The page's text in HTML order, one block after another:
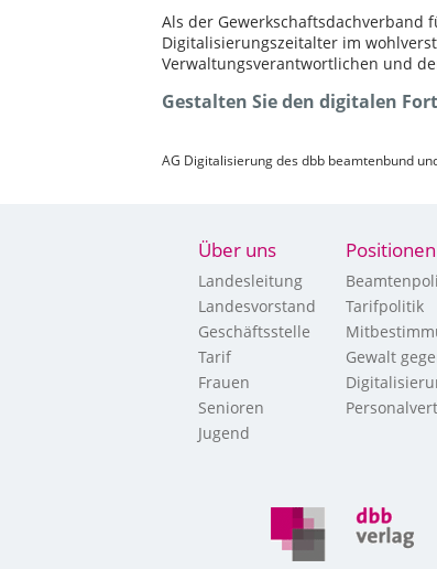
Als der Gewerkschaftsdachverband
Digitalisierungszeitalter im
Verwaltungsverantwortlichen und
Gestalten Sie den digitalen
AG Digitalisierung des dbb beamtenbund
Über uns
Landesleitung
Landesvorstand
Geschäftsstelle
Tarif
Frauen
Senioren
Jugend
Positionen
Tarifpolitik
Gewalt